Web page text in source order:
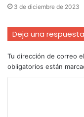
3 de diciembre de 2023
Deja una respuesta
Tu dirección de correo
obligatorios están